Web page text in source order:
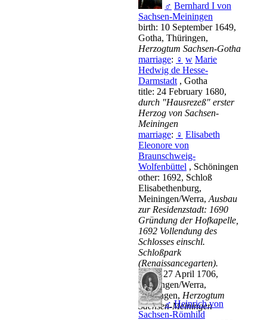
♂ Bernhard I von
Sachsen-Meiningen
birth: 10 September 1649,
Gotha, Thüringen,
Herzogtum Sachsen-Gotha
marriage: ♀ w Marie
Hedwig de Hesse-
Darmstadt , Gotha
title: 24 February 1680,
durch "Hausrezeß" erster
Herzog von Sachsen-
Meiningen
marriage: ♀ Elisabeth
Eleonore von
Braunschweig-
Wolfenbüttel , Schöningen
other: 1692, Schloß
Elisabethenburg,
Meiningen/Werra, Ausbau
zur Residenzstadt: 1690
Gründung der Hofkapelle,
1692 Vollendung des
Schlosses einschl.
Schloßpark
(Renaissancegarten).
death: 27 April 1706,
Meiningen/Werra,
Thüringen, Herzogtum
Sachsen-Meiningen
♂ Heinrich von
Sachsen-Römhild